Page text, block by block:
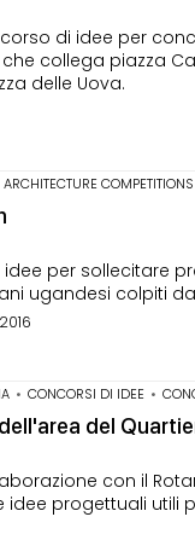
di idee per
collega piazza
delle Uova.
ARCHITECTURE COMPETITIONS
per sollecitare
ugandesi colpiti
• CONCORSI DI IDEE •
del
con il
progettuali utili